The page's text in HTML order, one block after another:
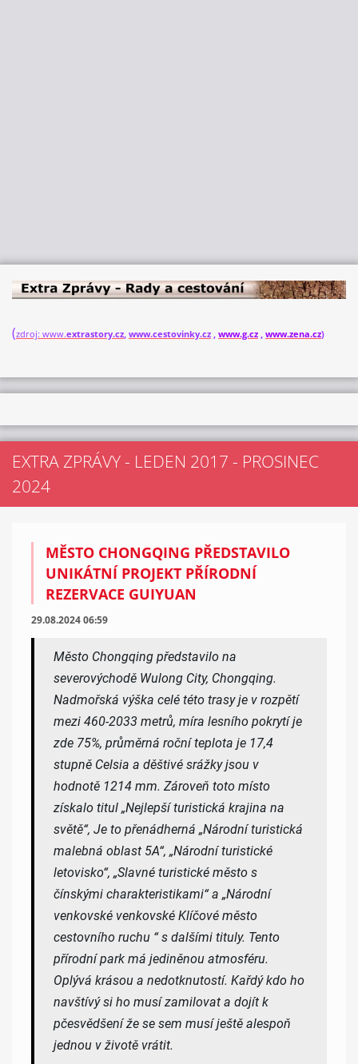
(zdroj: www.extrastory.cz, www.cestovinky.cz , www.g.cz , www.zena.cz)
EXTRA ZPRÁVY - LEDEN 2017 - PROSINEC
2024
MĚSTO CHONGQING PŘEDSTAVILO
UNIKÁTNÍ PROJEKT PŘÍRODNÍ
REZERVACE GUIYUAN
29.08.2024 06:59
Město Chongqing představilo na
severovýchodě Wulong City, Chongqing.
Nadmořská výška celé této trasy je v rozpětí
mezi 460-2033 metrů, míra lesního pokrytí je
zde 75%, průměrná roční teplota je 17,4
stupně Celsia a děštivé srážky jsou v
hodnotě 1214 mm. Zároveň toto místo
získalo titul „Nejlepší turistická krajina na
světě“, Je to přenádherná „Národní turistická
malebná oblast 5A“, „Národní turistické
letovisko“, „Slavné turistické město s
čínskými charakteristikami“ a „Národní
venkovské venkovské Klíčové město
cestovního ruchu “ s dalšími tituly. Tento
přírodní park má jediněnou atmosféru.
Oplývá krásou a nedotknutostí. Kařdý kdo ho
navštívý si ho musí zamilovat a dojít k
pčesvědšení že se sem musí ještě alespoň
jednou v životě vrátit.